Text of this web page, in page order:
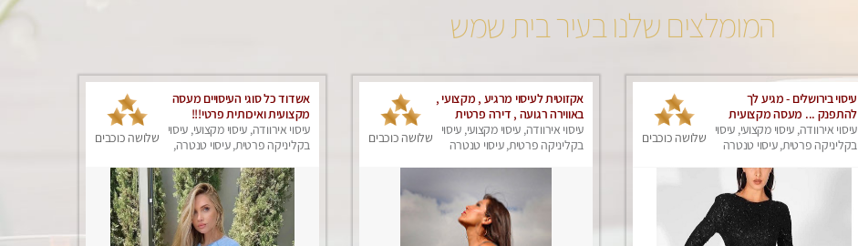
המומלצים שלנו בעיר בית שמש
עיסוי בירושלים - מגיע לך
להתפנק ... מעסה מקצועית
איכותית ומפנקת במיוחד
בירושלים
עיסוי אירוודה, עיסוי מקצועי, עיסוי
בקליניקה פרטית, עיסוי טנטרה
שלושה כוכבים
אקזוטית לעיסוי מרגיע , מקצועי ,
באווירה רגועה , דירה פרטית
עיסוי אירוודה, עיסוי מקצועי, עיסוי
בקליניקה פרטית, עיסוי טנטרה
שלושה כוכבים
אשדוד כל סוגי העיסויים מעסה
מקצועית ואיכותית פרטי!!!
עיסוי אירוודה, עיסוי מקצועי, עיסוי
בקליניקה פרטית, עיסוי טנטרה,
שלושה כוכבים